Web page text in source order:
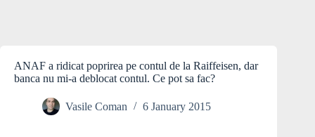
ANAF a ridicat poprirea pe contul de la Raiffeisen, dar
banca nu mi-a deblocat contul. Ce pot sa fac?
Vasile Coman 6 January 2015